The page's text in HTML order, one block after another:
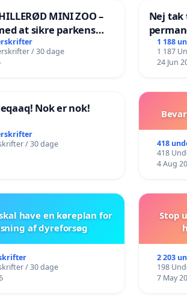
MINI ZOO –
at sikre parkens
/ 30 dage
Nej tak
Vejby
1 188
1 187
24 Jun
Nok er nok!
/ 30 dage
418
418
4 Aug
have en køreplan for
af dyreforsøg
/ 30 dage
Stop
2 203
198
7 May